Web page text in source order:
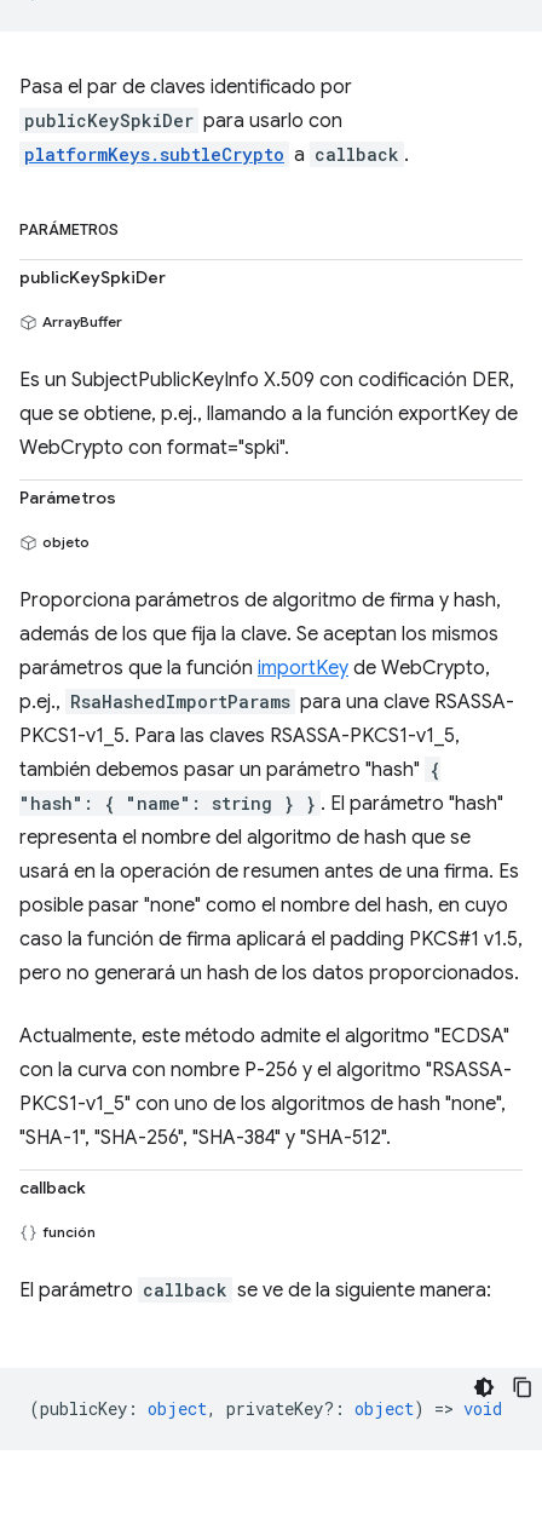
Pasa el par de claves identificado por
publicKeySpkiDer para usarlo con
platformKeys.subtleCrypto a callback .
PARÁMETROS
publicKeySpkiDer
ArrayBuffer
Es un SubjectPublicKeyInfo X.509 con codificación DER,
que se obtiene, p.ej., llamando a la función exportKey de
WebCrypto con format="spki".
Parámetros
objeto
Proporciona parámetros de algoritmo de firma y hash,
además de los que fija la clave. Se aceptan los mismos
parámetros que la función importKey de WebCrypto,
p.ej., RsaHashedImportParams para una clave RSASSA-
PKCS1-v1_5. Para las claves RSASSA-PKCS1-v1_5,
también debemos pasar un parámetro "hash" {
"hash": { "name": string } } . El parámetro "hash"
representa el nombre del algoritmo de hash que se
usará en la operación de resumen antes de una firma. Es
posible pasar "none" como el nombre del hash, en cuyo
caso la función de firma aplicará el padding PKCS#1 v1.5,
pero no generará un hash de los datos proporcionados.
Actualmente, este método admite el algoritmo "ECDSA"
con la curva con nombre P-256 y el algoritmo "RSASSA-
PKCS1-v1_5" con uno de los algoritmos de hash "none",
"SHA-1", "SHA-256", "SHA-384" y "SHA-512".
callback
función
El parámetro callback se ve de la siguiente manera:
(publicKey : object, privateKey? : object) => void